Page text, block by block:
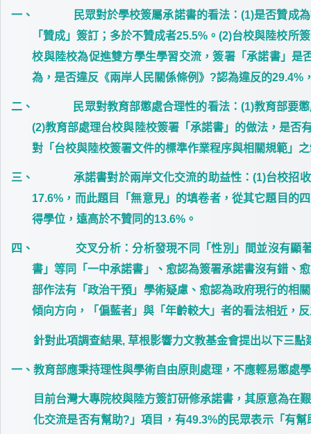
一、 民眾對於學校簽屬承諾書的看法 ：(1)是否贊成
「贊成」簽訂；多於不贊成者25.5%。(2)台校與陸校
校與陸校為促進雙方學生學習交流，簽署「承諾書」是
為，是否違反《兩岸人民關係條例》?認為違反的
二、 民眾對教育部懲處合理性的看法：(1)教育部要
(2)教育部處理台校與陸校簽署「承諾書」的做法，是否
對「台校與陸校簽署文件的標準作業程序與相關規範」
三、 承諾書對於兩岸文化交流的助益性：(1)台校招
17.6%，而此題目「無意見」的填卷者，從其它題目的
得學位，遠高於不贊同的13.6%。
四、 交叉分析：分析發現不同「性別」間並沒有顯
書」等同「一中承諾書」、愈認為簽署承諾書沒有錯、
部作法有「政治干預」學術疑慮、愈認為政府現行的相
傾向方向，「偏藍者」與「年齡較大」者的看法相近，
針對此項調查結果, 草根影響力文教基金會提出以下三點
一、 教育部應秉持理性與學術自由原則處理，不應輕易懲處
目前台灣大專院校與陸方簽訂研修承諾書，其原意為在
化交流是否有幫助?」項目，有49.3%的民眾表示「有